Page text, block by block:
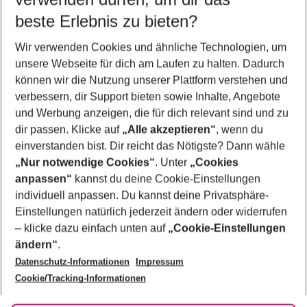
5-8 Nächte
2 Erwachsene Keine Kinder
Mehr Filter anzeigen
Footer
Footer navigation
Über uns
AGB
Bestpreisgarantie
Cookie-Einstellungen ändern
Cookie-Richtlinie
Agenturbetreuung
Barrierefreies Reisen
Folge uns
beste Erlebnis zu bieten?
Wir verwenden Cookies und ähnliche Technologien, um
unsere Webseite für dich am Laufen zu halten. Dadurch
können wir die Nutzung unserer Plattform verstehen und
verbessern, dir Support bieten sowie Inhalte, Angebote
und Werbung anzeigen, die für dich relevant sind und zu
dir passen. Klicke auf „Alle akzeptieren“, wenn du
einverstanden bist. Dir reicht das Nötigste? Dann wähle
„Nur notwendige Cookies“. Unter „Cookies
anpassen“ kannst du deine Cookie-Einstellungen
individuell anpassen. Du kannst deine Privatsphäre-
Einstellungen natürlich jederzeit ändern oder widerrufen
– klicke dazu einfach unten auf „Cookie-Einstellungen
ändern“.
Datenschutz-Informationen
Impressum
Cookie/Tracking-Informationen